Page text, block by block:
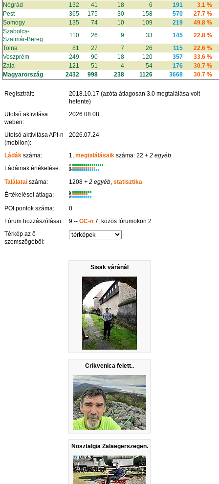
Sisak váránál
Crikvenica felett..
Nosztalgia Zalaegerszegen.
Nógrád
132 41 18 6 191
3.1 %
Pest
365 175 30 158 570
27.7 %
Somogy
135 74 10 109 219
49.8 %
Szabolcs-
Szatmár-Bereg
110 26 9 33 145
22.8 %
Tolna
81 27 7 26 115
22.6 %
Veszprém
249 90 18 120 357
33.6 %
Zala
121 51 4 54 176
30.7 %
Magyarország
2432 998 238 1126 3668 30.7 %
Regisztrált:
2018.10.17 (azóta átlagosan 3.0 megtalálása volt
hetente)
Utolsó aktivitása
weben:
2026.08.08
Utolsó aktivitása API-n
(mobilon):
2026.07.24
Ládák száma: 1,megtalálásaik száma: 22 + 2 egyéb
Ládáinak értékelése:
K
R
W
Találatai száma: 1208 + 2 egyéb ,statisztika
Értékelései átlaga:
K
R
W
POI pontok száma:
0
Fórum hozzászólásai:
9 --GC-n 7, közös fórumokon 2
Térkép az ő
szemszögéből: